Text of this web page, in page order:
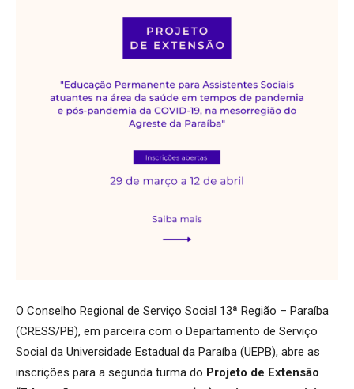
O Conselho Regional de Serviço Social 13ª Região – Paraíba
(CRESS/PB), em parceira com o Departamento de Serviço
Social da Universidade Estadual da Paraíba (UEPB), abre as
inscrições para a segunda turma do Projeto de Extensão